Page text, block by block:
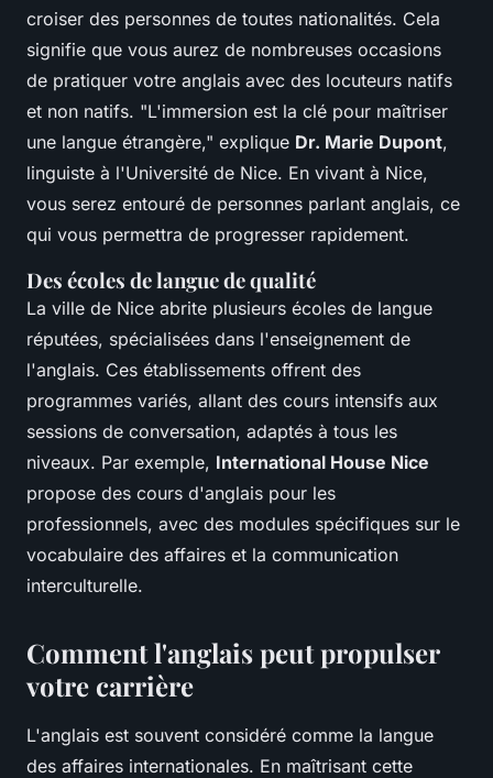
croiser des personnes de toutes nationalités. Cela
signifie que vous aurez de nombreuses occasions
de pratiquer votre anglais avec des locuteurs natifs
et non natifs. "L'immersion est la clé pour maîtriser
une langue étrangère," explique Dr. Marie Dupont,
linguiste à l'Université de Nice. En vivant à Nice,
vous serez entouré de personnes parlant anglais, ce
qui vous permettra de progresser rapidement.
Des écoles de langue de qualité
La ville de Nice abrite plusieurs écoles de langue
réputées, spécialisées dans l'enseignement de
l'anglais. Ces établissements offrent des
programmes variés, allant des cours intensifs aux
sessions de conversation, adaptés à tous les
niveaux. Par exemple, International House Nice
propose des cours d'anglais pour les
professionnels, avec des modules spécifiques sur le
vocabulaire des affaires et la communication
interculturelle.
Comment l'anglais peut propulser
votre carrière
L'anglais est souvent considéré comme la langue
des affaires internationales. En maîtrisant cette